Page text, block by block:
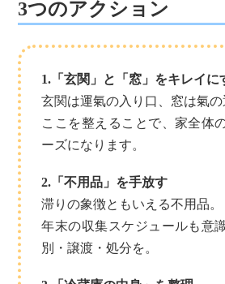
3つのアクション
1.「玄関」と「窓」をキレイに
玄関は運氣の入り口、窓は氣の
ここを整えることで、家全体
ーズになります。
2.「不用品」を手放す
滞りの象徴ともいえる不用品。
年末の収集スケジュールも意
別・譲渡・処分を。